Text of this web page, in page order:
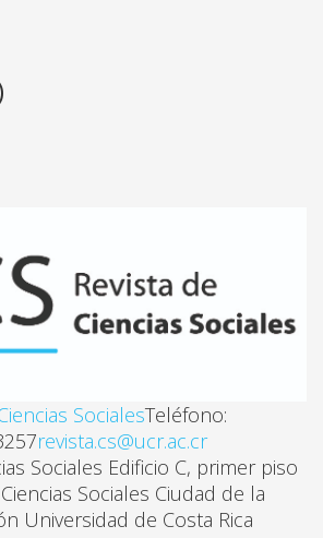
SocialesTeléfono:
revista.cs@ucr.ac.cr
Sociales Edificio C, primer piso
Sociales Ciudad de la
Universidad de Costa Rica